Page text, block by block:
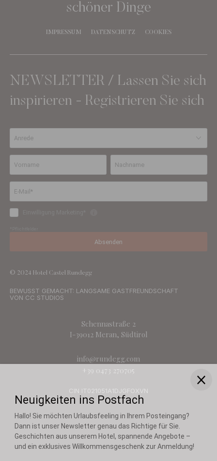
schöner Dinge
IMPRESSUM DATENSCHUTZ COOKIES
NEWSLETTER / Lassen Sie sich
inspirieren - Registrieren Sie sich
© 2024 Hotel Castel Rundegg
BEWUSST GEMACHT: LANGSAME GASTFREUNDSCHAFT
VON CC STUDIOS
Schennastraße 2
I-39012 Meran, Südtirol
info@rundegg.com
+39 0473 270705
CIN IT021051A1DJGFOXVN